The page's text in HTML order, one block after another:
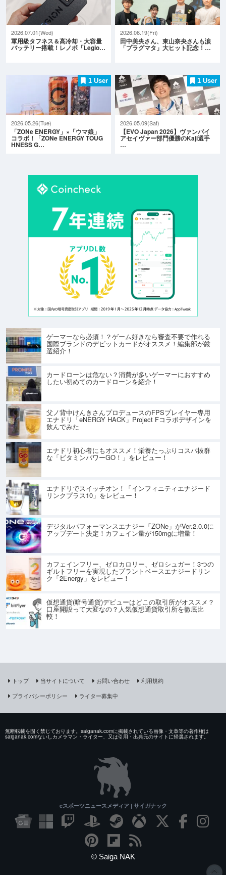
2026.07.01(Wed)
軍用級タフネス＆高冷却・大容量
バッテリー搭載！レノボ「Legio…
2026.06.19(Fri)
田中美央さん、東山奈央さんも涙
「プラグマタ」大ヒット記念！…
1 User
2026.05.26(Tue)
「ZONe ENERGY」×「ウマ娘」
コラボ！「ZONe ENERGY TOUG
HNESS G…
1 User
2026.05.09(Sat)
【EVO Japan 2026】ヴァンパイ
アセイヴァー部門優勝のKaji選手
…
ゲーマーなら必須！？ゲーム好きなら審査不要で作れる
国際ブランドのデビットカードがオススメ！編集部が厳
選紹介！
カードローンは危ない？消費が多いゲーマーにおすすめ
したい初めてのカードローンを紹介！
父ノ背中けんきさんプロデュースのFPSプレイヤー専用
エナドリ「eNERGY HACK」Project Fコラボデザインを
飲んでみた
エナドリ初心者にもオススメ！栄養たっぷりコスパ抜群
な「ビタミンパワーGO！」をレビュー！
エナドリでスイッチオン！「インフィニティエナジード
リンクプラス10」をレビュー！
デジタルパフォーマンスエナジー「ZONe」がVer.2.0.0に
アップデート決定！カフェイン量が150mgに増量！
カフェインフリー、ゼロカロリー、ゼロシュガー！3つの
ギルトフリーを実現したプラントベースエナジードリン
ク「2Energy」をレビュー！
仮想通貨(暗号通貨)デビューはどこの取引所がオススメ？
口座開設って大変なの？人気仮想通貨取引所を徹底比
較！
トップ 当サイトについて お問い合わせ
利用規約
プライバシーポリシー
ライター募集中
無断転載を固く禁じております。saiganak.comに掲載されている画像・文章等の著作権は
saiganak.comないしカメラマン・ライター、又は引用・出典元のサイトに帰属されます。
eスポーツニュースメディア | サイガナック
© Saiga NAK